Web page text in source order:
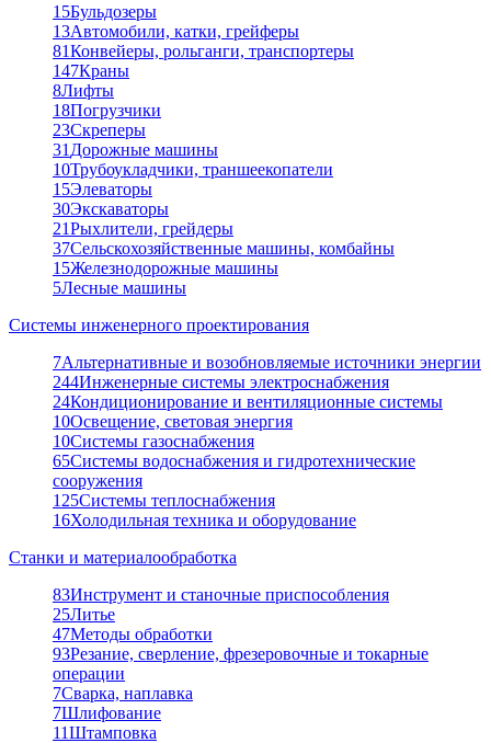
15Бульдозеры
13Автомобили, катки, грейферы
81Конвейеры, рольганги, транспортеры
147Краны
8Лифты
18Погрузчики
23Скреперы
31 Дорожные машины
10Трубоукладчики, траншеекопатели
15Элеваторы
30Экскаваторы
21Рыхлители, грейдеры
37Сельскохозяйственные машины, комбайны
15Железнодорожные машины
5Лесные машины
Системы инженерного проектирования
7Альтернативные и возобновляемые источники энергии
244Инженерные системы электроснабжения
24Кондиционирование и вентиляционные системы
10Освещение, световая энергия
10Системы газоснабжения
65Системы водоснабжения и гидротехнические
сооружения
125Системы теплоснабжения
16Холодильная техника и оборудование
Станки и материалообработка
83Инструмент и станочные приспособления
25Литье
47Методы обработки
93Резание, сверление, фрезеровочные и токарные
операции
7Сварка, наплавка
7Шлифование
11Штамповка